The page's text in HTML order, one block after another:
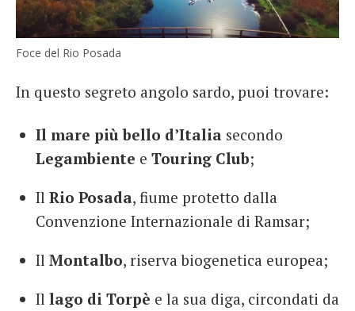
Foce del Rio Posada
In questo segreto angolo sardo, puoi trovare:
Il mare più bello d’Italia secondo
Legambiente e Touring Club;
Il Rio Posada, fiume protetto dalla
Convenzione Internazionale di Ramsar;
Il Montalbo, riserva biogenetica europea;
Il lago di Torpè e la sua diga, circondati da